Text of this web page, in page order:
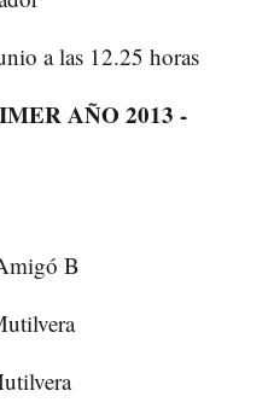
a las 12.25 horas
AÑO 2013 -
B